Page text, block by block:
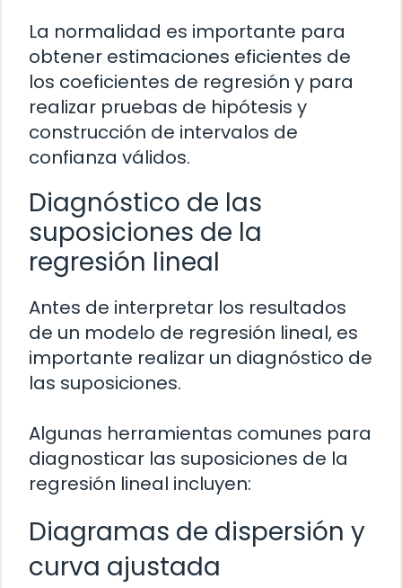
La normalidad es importante para
obtener estimaciones eficientes de
los coeficientes de regresión y para
realizar pruebas de hipótesis y
construcción de intervalos de
confianza válidos.
Diagnóstico de las
suposiciones de la
regresión lineal
Antes de interpretar los resultados
de un modelo de regresión lineal, es
importante realizar un diagnóstico de
las suposiciones.
Algunas herramientas comunes para
diagnosticar las suposiciones de la
regresión lineal incluyen:
Diagramas de dispersión y
curva ajustada